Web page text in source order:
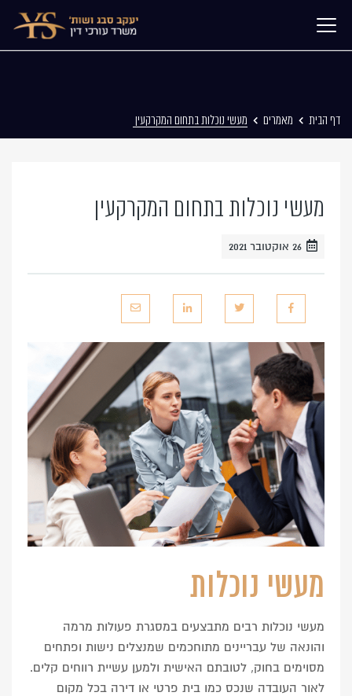
דף הבית מאמרים מעשי נוכלות בתחום המקרקעין
מעשי נוכלות בתחום המקרקעין
26 אוקטובר 2021
מעשי נוכלות
מעשי נוכלות רבים מתבצעים במסגרת פעולות מרמה
והונאה של עבריינים מתוחכמים שמנצלים נישות ופתחים
מסוימים בחוק, לטובתם האישית ולמען עשיית רווחים קלים.
לאור העובדה שנכס כמו בית פרטי או דירה בכל מקום